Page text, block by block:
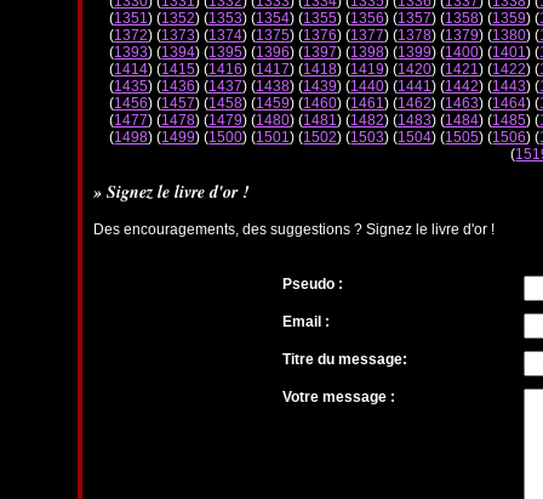
(1351) (1352) (1353) (1354) (1355) (1356) (1357) (1358) (1359) (
(1372) (1373) (1374) (1375) (1376) (1377) (1378) (1379) (1380) (
(1393) (1394) (1395) (1396) (1397) (1398) (1399) (1400) (1401) (
(1414) (1415) (1416) (1417) (1418) (1419) (1420) (1421) (1422) (
(1435) (1436) (1437) (1438) (1439) (1440) (1441) (1442) (1443) (
(1456) (1457) (1458) (1459) (1460) (1461) (1462) (1463) (1464) (
(1477) (1478) (1479) (1480) (1481) (1482) (1483) (1484) (1485) (
(1498) (1499) (1500) (1501) (1502) (1503) (1504) (1505) (1506) (
(
» Signez le livre d'or !
Des encouragements, des suggestions ? Signez le livre d'or !
Pseudo :
Email :
Titre du message:
Votre message :